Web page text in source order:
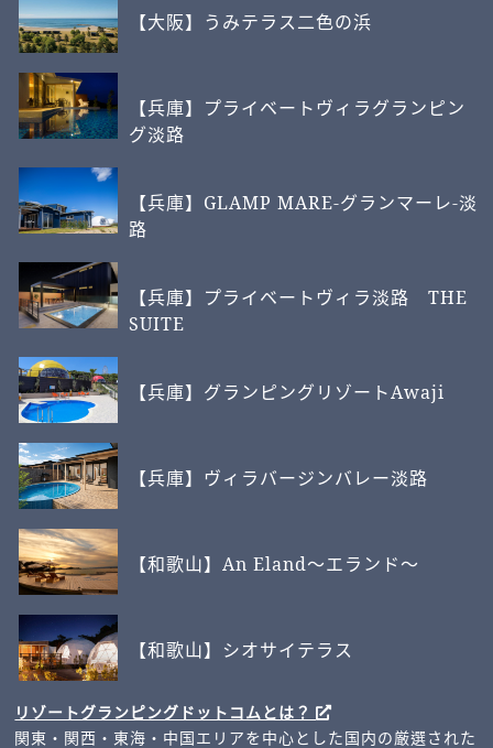
【大阪】うみテラス二色の浜
【兵庫】プライベートヴィラグランピン
グ淡路
【兵庫】GLAMP MARE-グランマーレ-淡
路
【兵庫】プライベートヴィラ淡路 THE
SUITE
【兵庫】グランピングリゾートAwaji
【兵庫】ヴィラバージンバレー淡路
【和歌山】An Eland～エランド～
【和歌山】シオサイテラス
リゾートグランピングドットコムとは？
関東・関西・東海・中国エリアを中心とした国内の厳選された